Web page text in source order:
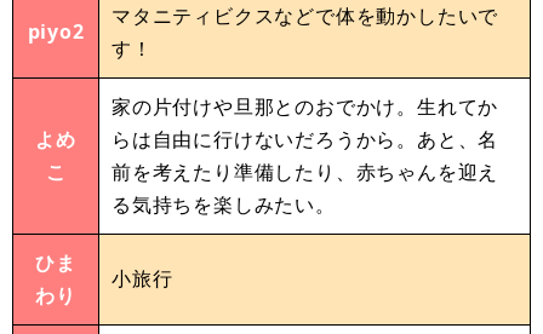
piyo2
マタニティビクスなどで体を動かしたいで
す！
よめ
こ
家の片付けや旦那とのおでかけ。生れてか
らは自由に行けないだろうから。あと、名
前を考えたり準備したり、赤ちゃんを迎え
る気持ちを楽しみたい。
ひま
わり
小旅行